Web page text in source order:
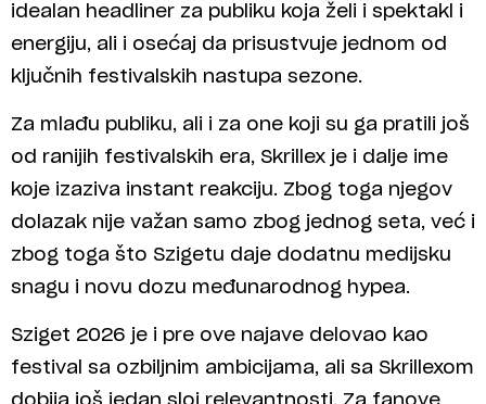
idealan headliner za publiku koja želi i spektakl i
energiju, ali i osećaj da prisustvuje jednom od
ključnih festivalskih nastupa sezone.
Za mlađu publiku, ali i za one koji su ga pratili još
od ranijih festivalskih era, Skrillex je i dalje ime
koje izaziva instant reakciju. Zbog toga njegov
dolazak nije važan samo zbog jednog seta, već i
zbog toga što Szigetu daje dodatnu medijsku
snagu i novu dozu međunarodnog hypea.
Sziget 2026 je i pre ove najave delovao kao
festival sa ozbiljnim ambicijama, ali sa Skrillexom